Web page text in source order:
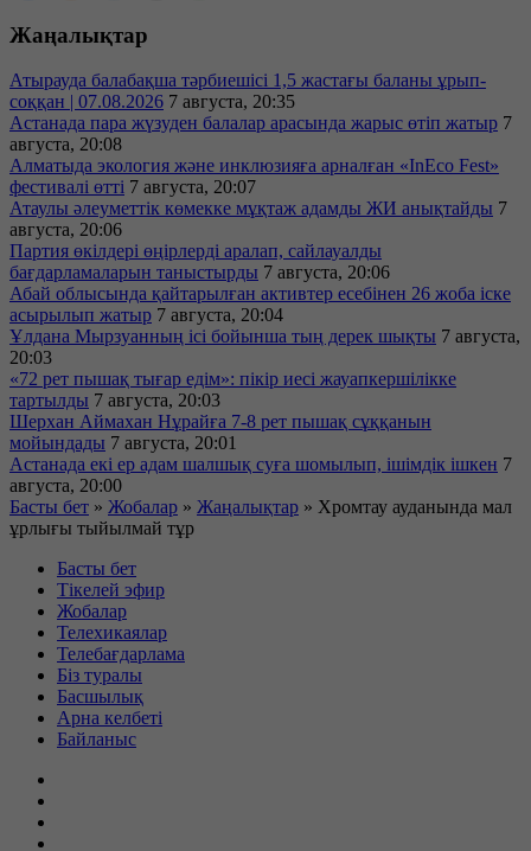
Жаңалықтар
Атырауда балабақша тәрбиешісі 1,5 жастағы баланы ұрып-
соққан | 07.08.2026 7 августа, 20:35
Астанада пара жүзуден балалар арасында жарыс өтіп жатыр 7
августа, 20:08
Алматыда экология және инклюзияға арналған «InEco Fest»
фестивалі өтті 7 августа, 20:07
Атаулы әлеуметтік көмекке мұқтаж адамды ЖИ анықтайды 7
августа, 20:06
Партия өкілдері өңірлерді аралап, сайлауалды
бағдарламаларын таныстырды 7 августа, 20:06
Абай облысында қайтарылған активтер есебінен 26 жоба іске
асырылып жатыр 7 августа, 20:04
Ұлдана Мырзуанның ісі бойынша тың дерек шықты 7 августа,
20:03
«72 рет пышақ тығар едім»: пікір иесі жауапкершілікке
тартылды 7 августа, 20:03
Шерхан Аймахан Нұрайға 7-8 рет пышақ сұққанын
мойындады 7 августа, 20:01
Астанада екі ер адам шалшық суға шомылып, ішімдік ішкен 7
августа, 20:00
Басты бет » Жобалар » Жаңалықтар » Хромтау ауданында мал
ұрлығы тыйылмай тұр
Басты бет
Тікелей эфир
Жобалар
Телехикаялар
Телебағдарлама
Біз туралы
Басшылық
Арна келбеті
Байланыс